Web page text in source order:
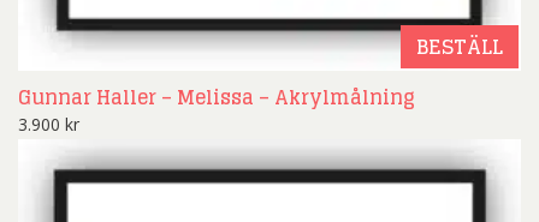
BESTÄLL
Gunnar Haller – Melissa – Akrylmålning
3.900 kr